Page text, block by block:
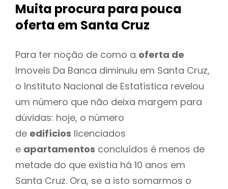
Muita procura para pouca
oferta em Santa Cruz
Para ter noção de como a oferta de
Imoveis Da Banca diminuiu em Santa Cruz,
o Instituto Nacional de Estatística revelou
um número que não deixa margem para
dúvidas: hoje, o número
de edifícios licenciados
e apartamentos concluídos é menos de
metade do que existia há 10 anos em
Santa Cruz. Ora, se a isto somarmos o